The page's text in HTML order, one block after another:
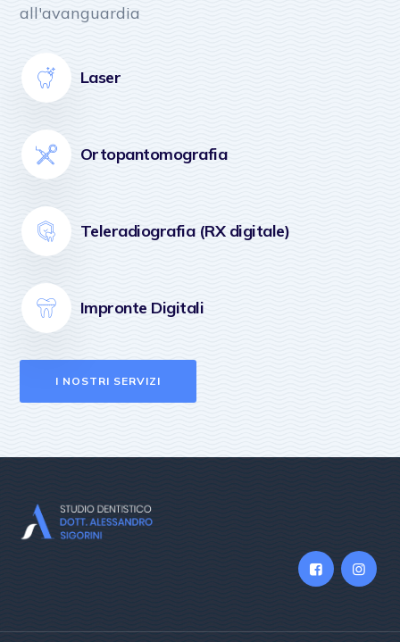
all'avanguardia
Laser
Ortopantomografia
Teleradiografia (RX digitale)
Impronte Digitali
I NOSTRI SERVIZI